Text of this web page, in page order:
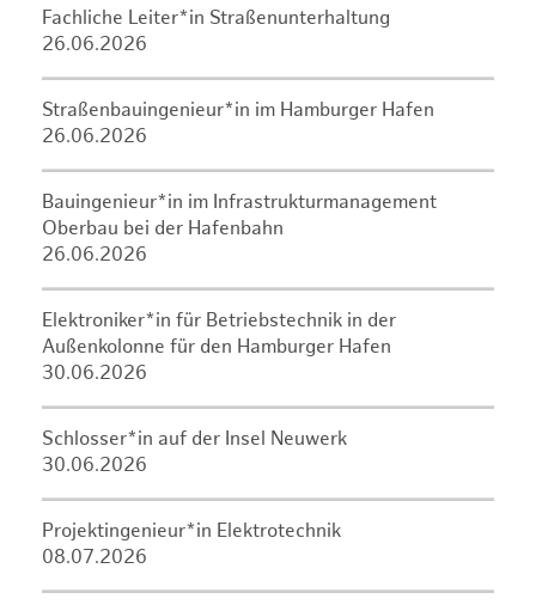
Fachliche Leiter*in Straßenunterhaltung
26.06.2026
Straßenbauingenieur*in im Hamburger Hafen
26.06.2026
Bauingenieur*in im Infrastrukturmanagement
Oberbau bei der Hafenbahn
26.06.2026
Elektroniker*in für Betriebstechnik in der
Außenkolonne für den Hamburger Hafen
30.06.2026
Schlosser*in auf der Insel Neuwerk
30.06.2026
Projektingenieur*in Elektrotechnik
08.07.2026